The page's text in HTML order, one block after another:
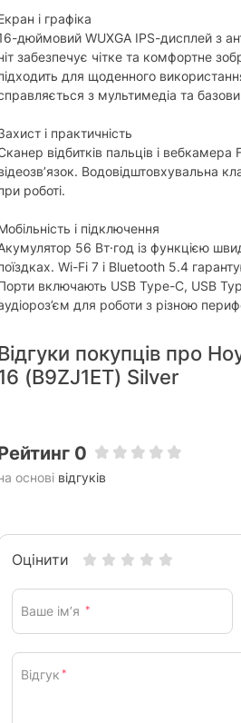
і графіка
дюймовий WUXGA IPS-дисплей з
забезпечує чітке та комфортне
для щоденного
з мультимедіа та
і практичність
відбитків пальців і
Водовідштовхувальна
роботі.
і підключення
56 Вт·год із функцією
Wi-Fi 7 і Bluetooth 5.4
включають USB Type-C, USB
для роботи з різною
покупців про
(B9ZJ1ET) Silver
0
основі відгуків
Оцінити
Ваше ім’я *
Відгук *